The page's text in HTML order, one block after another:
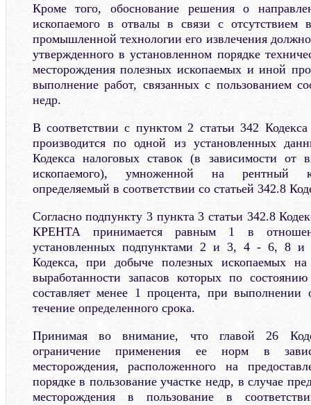
Кроме того, обоснование решения о
ископаемого в отвалы в связи с отсутствием
промышленной технологии его извлечения
утвержденного в установленном порядке
месторождения полезных ископаемых и иной
выполнение работ, связанных с пользованием
недр.
В соответствии с пунктом 2 статьи 342
производится по одной из установленных
Кодекса налоговых ставок (в зависимости от
ископаемого), умноженной на рентный
определяемый в соответствии со статьей 342.8
Согласно подпункту 3 пункта 3 статьи 342.8
КРЕНТА принимается равным 1 в
установленных подпунктами 2 и 3, 4 - 6, 8 и
Кодекса, при добыче полезных ископаемых на
выработанности запасов которых по
составляет менее 1 процента, при выполнении
течение определенного срока.
Принимая во внимание, что главой 26
ограничение применения ее норм в
месторождения, расположенного на
порядке в пользование участке недр, в случае
месторождения в пользование в